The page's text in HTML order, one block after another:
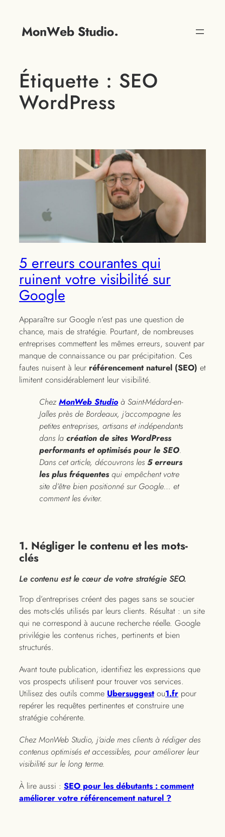
Étiquette : SEO
WordPress
5 erreurs courantes qui
ruinent votre visibilité sur
Google
Apparaître sur Google n’est pas une question de
chance, mais de stratégie. Pourtant, de nombreuses
entreprises commettent les mêmes erreurs, souvent par
manque de connaissance ou par précipitation. Ces
fautes nuisent à leur référencement naturel (SEO) et
limitent considérablement leur visibilité.
ChezMonWeb Studioà Saint-Médard-en-
Jalles près de Bordeaux, j’accompagne les
petites entreprises, artisans et indépendants
dans la création de sites WordPress
performants et optimisés pour le SEO.
Dans cet article, découvrons les 5 erreurs
les plus fréquentesqui empêchent votre
site d’être bien positionné sur Google… et
comment les éviter.
1. Négliger le contenu et les mots-
clés
Le contenu est le cœur de votre stratégie SEO.
Trop d’entreprises créent des pages sans se soucier
des mots-clés utilisés par leurs clients. Résultat : un site
qui ne correspond à aucune recherche réelle. Google
privilégie les contenus riches, pertinents et bien
structurés.
Avant toute publication, identifiez les expressions que
vos prospects utilisent pour trouver vos services.
Utilisez des outils comme Ubersuggest ou1.fr pour
repérer les requêtes pertinentes et construire une
stratégie cohérente.
Chez MonWeb Studio, j’aide mes clients à rédiger des
contenus optimisés et accessibles, pour améliorer leur
visibilité sur le long terme.
À lire aussi : SEO pour les débutants : comment
améliorer votre référencement naturel ?